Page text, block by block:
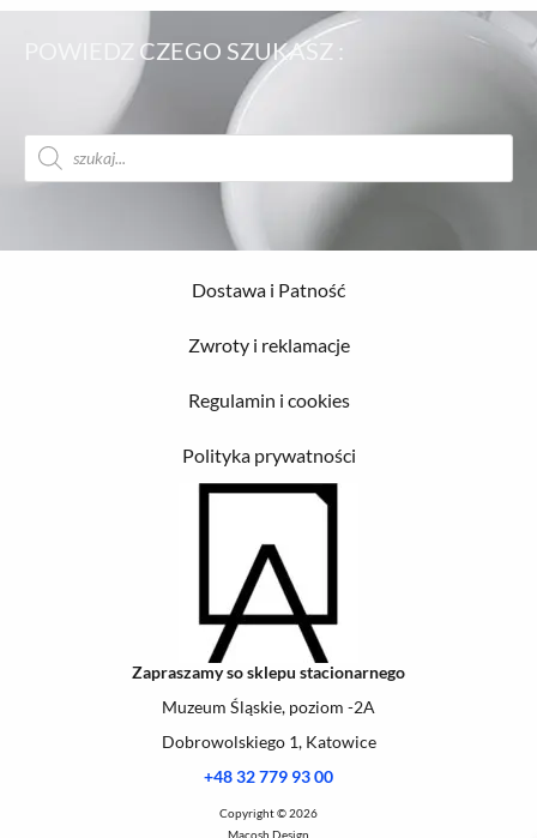
POWIEDZ CZEGO SZUKASZ :
Wyszukiwarka
produktów
Dostawa i Patność
Zwroty i reklamacje
Regulamin i cookies
Polityka prywatności
Zapraszamy so sklepu stacionarnego
Muzeum Śląskie, poziom -2A
Dobrowolskiego 1, Katowice
+48 32 779 93 00
Copyright © 2026
Macosh Design